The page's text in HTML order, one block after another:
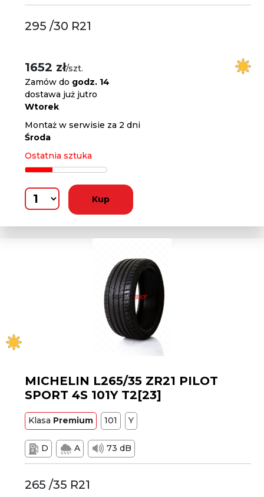
295 /30 R21
1652 zł/szt.
Zamów do godz. 14
dostawa już jutro
Wtorek
Montaż w serwisie za 2 dni
Środa
Ostatnia sztuka
Kup
MICHELIN L265/35 ZR21 PILOT
SPORT 4S 101Y T2[23]
Klasa Premium 101 Y
D A 73 dB
265 /35 R21